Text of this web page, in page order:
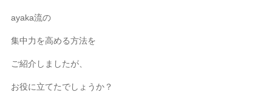
ayaka流の
集中力を高める方法を
ご紹介しましたが、
お役に立てたでしょうか？